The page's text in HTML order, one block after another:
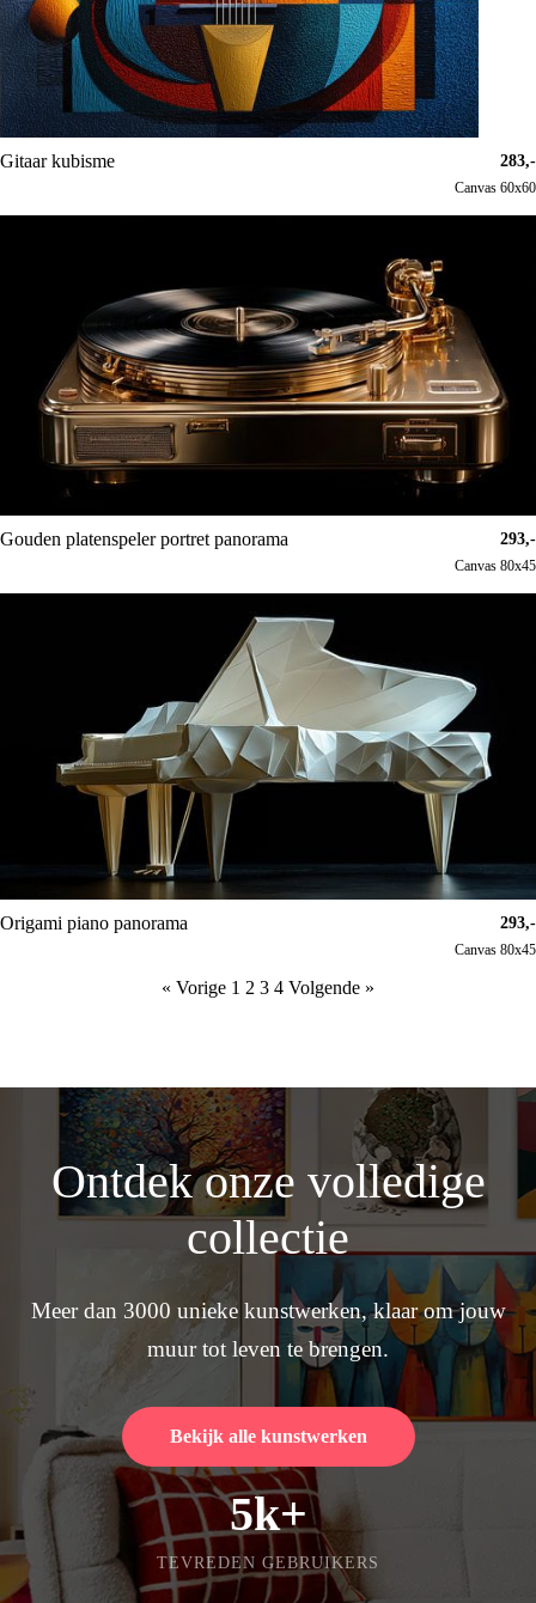
Gitaar kubisme 283,-
Canvas 60x60
Gouden platenspeler portret panorama 293,-
Canvas 80x45
Origami piano panorama 293,-
Canvas 80x45
« Vorige 1 2 3 4 Volgende »
Ontdek onze volledige
collectie
Meer dan 3000 unieke kunstwerken, klaar om jouw
muur tot leven te brengen.
Bekijk alle kunstwerken
5k+
TEVREDEN GEBRUIKERS